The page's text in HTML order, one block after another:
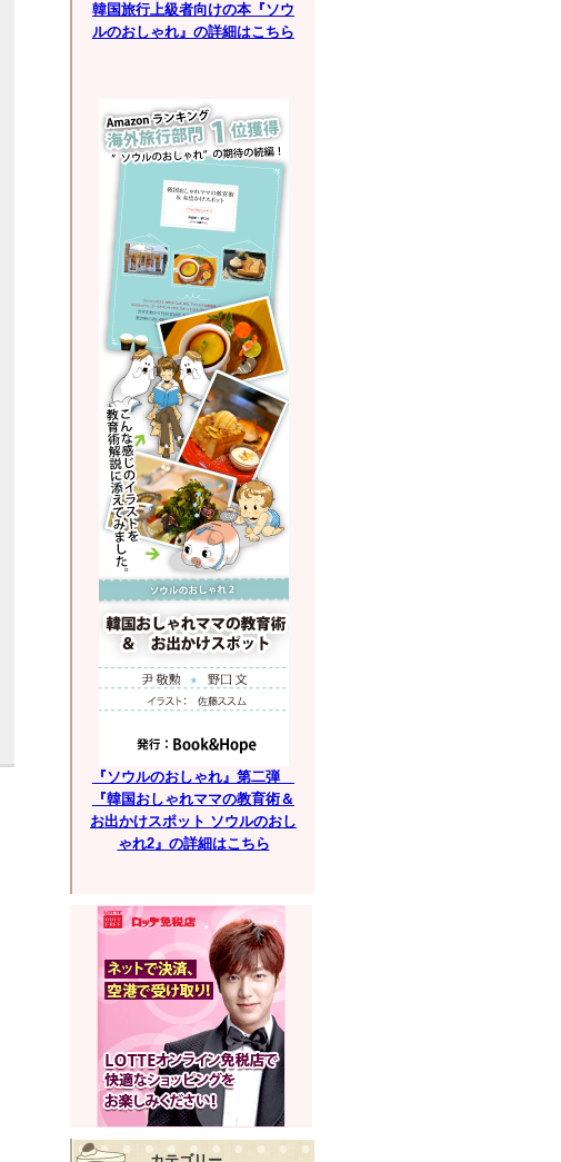
韓国旅行上級者向けの本『ソウ
ルのおしゃれ』の詳細はこちら
『ソウルのおしゃれ』第二弾
『韓国おしゃれママの教育術＆
お出かけスポット ソウルのおし
ゃれ2』の詳細はこちら